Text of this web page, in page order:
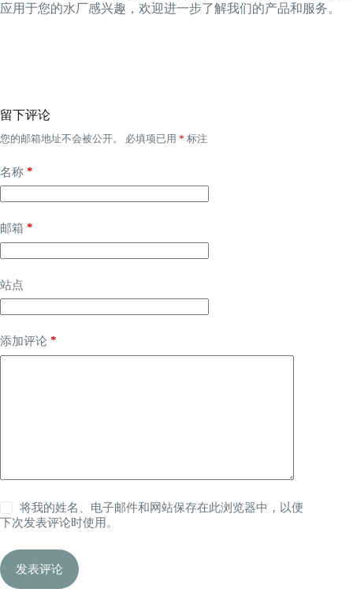
应用于您的水厂感兴趣，欢迎进一步了解我们的产品和服务。
留下评论
您的邮箱地址不会被公开。 必填项已用 * 标注
名称 *
邮箱 *
站点
添加评论 *
将我的姓名、电子邮件和网站保存在此浏览器中，以便
下次发表评论时使用。
发表评论